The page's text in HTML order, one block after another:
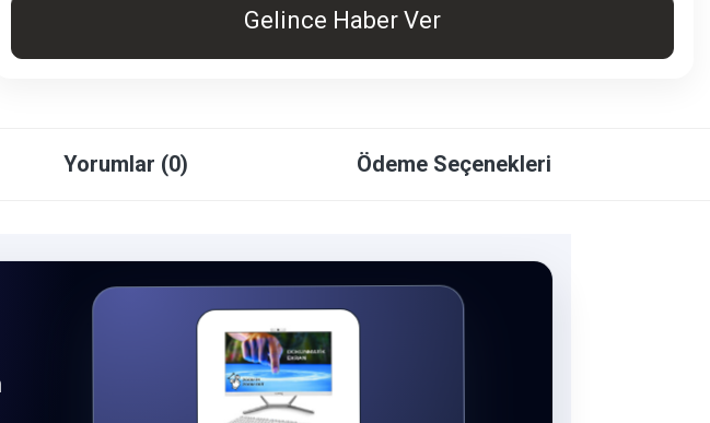
Gelince Haber Ver
Yorumlar (0) Ödeme Seçenekleri